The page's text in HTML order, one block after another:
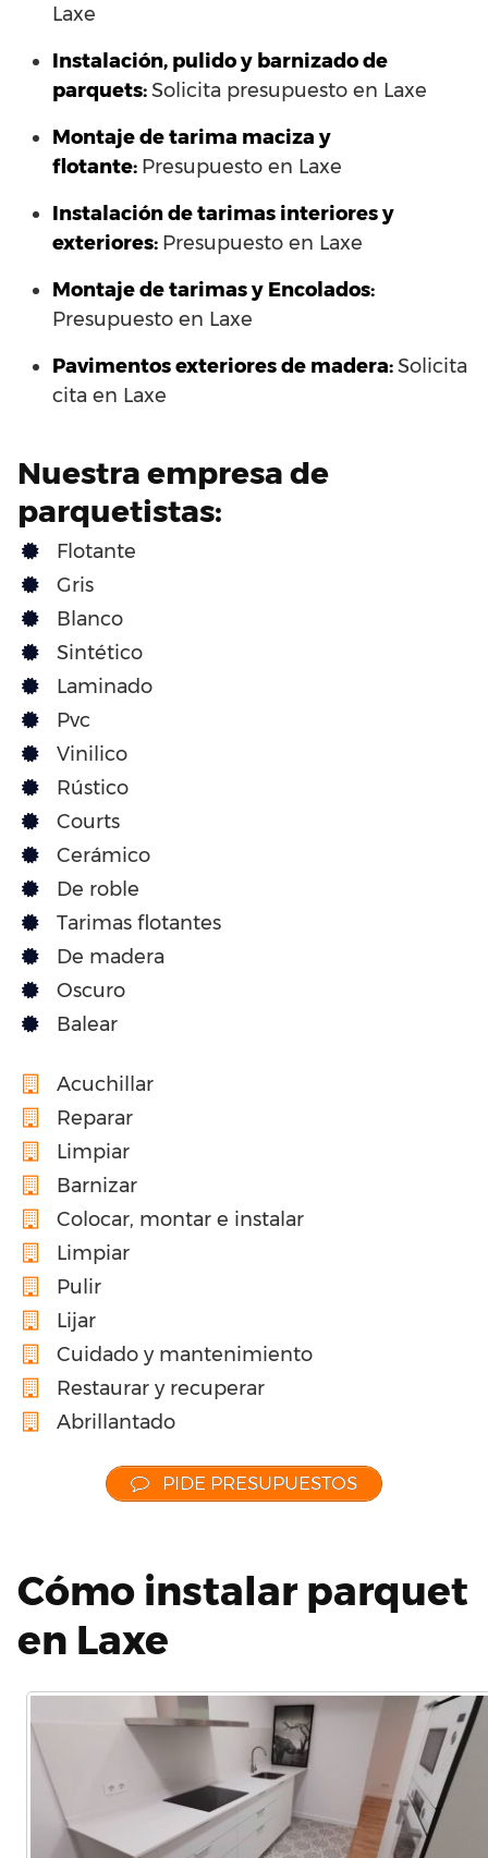
Laxe
Instalación, pulido y barnizado de
parquets:Solicita presupuesto en Laxe
Montaje de tarima maciza y
flotante: Presupuesto en Laxe
Instalación de tarimas interiores y
exteriores: Presupuesto en Laxe
Montaje de tarimas y Encolados:
Presupuesto en Laxe
Pavimentos exteriores de madera:Solicita
cita en Laxe
Nuestra empresa de
parquetistas:
Flotante
Gris
Blanco
Sintético
Laminado
Pvc
Vinilico
Rústico
Courts
Cerámico
De roble
Tarimas flotantes
De madera
Oscuro
Balear
Acuchillar
Reparar
Limpiar
Barnizar
Colocar, montar e instalar
Limpiar
Pulir
Lijar
Cuidado y mantenimiento
Restaurar y recuperar
Abrillantado
PIDE PRESUPUESTOS
Cómo instalar parquet
en Laxe